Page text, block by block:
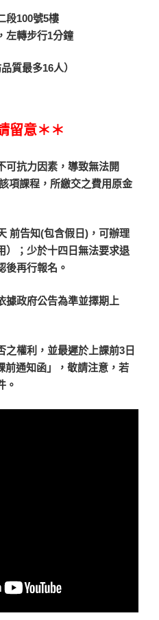
段100號5樓
左轉步行1分鐘
質最多16人）
留意＊＊
可抗力因素，導致無法開
項課程，所繳交之費用原金
前告知(包含假日)，可辦理
）；少於十四日無法要求退
後再行報名。
據政府公告為準並擇期上
之權利，並最遲於上課前3日
前通知函」，敬請注意，若
。